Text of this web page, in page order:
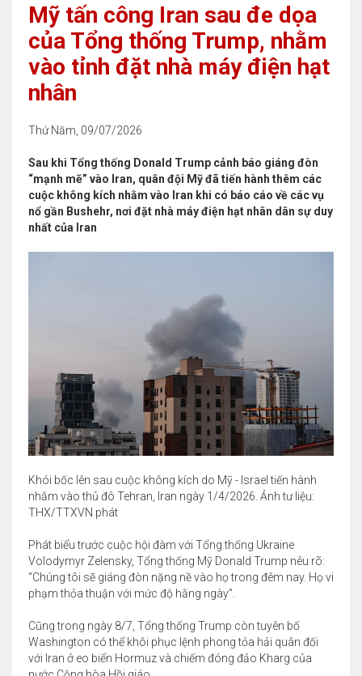
Mỹ tấn công Iran sau đe dọa
của Tổng thống Trump, nhằm
vào tỉnh đặt nhà máy điện hạt
nhân
Thứ Năm, 09/07/2026
Sau khi Tổng thống Donald Trump cảnh báo giáng đòn
“mạnh mẽ” vào Iran, quân đội Mỹ đã tiến hành thêm các
cuộc không kích nhằm vào Iran khi có báo cáo về các vụ
nổ gần Bushehr, nơi đặt nhà máy điện hạt nhân dân sự duy
nhất của Iran
Khói bốc lên sau cuộc không kích do Mỹ - Israel tiến hành
nhằm vào thủ đô Tehran, Iran ngày 1/4/2026. Ảnh tư liệu:
THX/TTXVN phát
Phát biểu trước cuộc hội đàm với Tổng thống Ukraine
Volodymyr Zelensky, Tổng thống Mỹ Donald Trump nêu rõ:
“Chúng tôi sẽ giáng đòn nặng nề vào họ trong đêm nay. Họ vi
phạm thỏa thuận với mức độ hằng ngày”.
Cũng trong ngày 8/7, Tổng thống Trump còn tuyên bố
Washington có thể khôi phục lệnh phong tỏa hải quân đối
với Iran ở eo biển Hormuz và chiếm đóng đảo Kharg của